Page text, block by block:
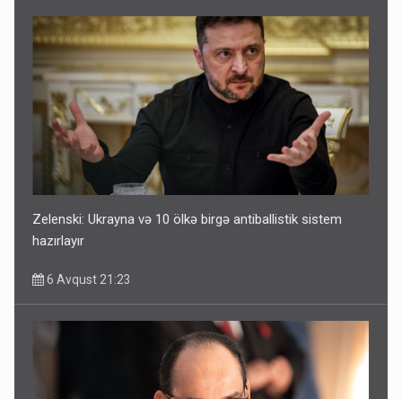
Zelenski: Ukrayna və 10 ölkə birgə antiballistik sistem
hazırlayır
6 Avqust 21:23